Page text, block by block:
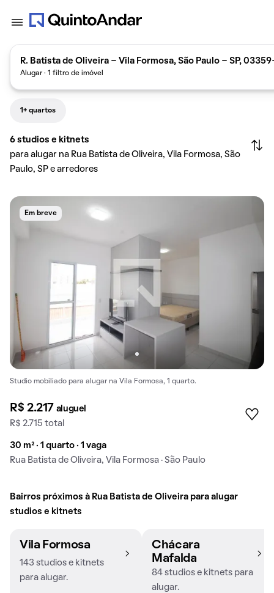
R. Batista de Oliveira - Vila Formosa, São Paulo - SP,
Alugar · 1 filtro de imóvel
1+ quartos
6 studios e kitnets
para alugar na Rua Batista de Oliveira, Vila Formosa, São
Paulo, SP e arredores
Em breve
Studio mobiliado para alugar na Vila Formosa, 1 quarto.
R$ 2.217 aluguel
R$ 2.715 total
30 m² · 1 quarto · 1 vaga
Rua Batista de Oliveira, Vila Formosa · São Paulo
Bairros próximos à Rua Batista de Oliveira para alugar
studios e kitnets
Vila Formosa
143 studios e kitnets
para alugar.
Chácara
Mafalda
84 studios e kitnets para
alugar.